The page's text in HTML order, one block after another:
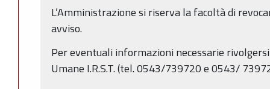
L’Amministrazione si riserva la facoltà di
avviso.
Per eventuali informazioni necessarie
Umane I.R.S.T. (tel. 0543/739720 e 0543/